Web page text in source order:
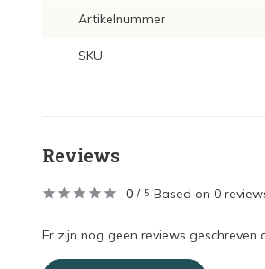
Artikelnummer
SKU
Reviews
0 / 5 Based on 0
Er zijn nog geen reviews geschreven